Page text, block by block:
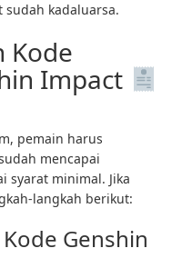
sudah kadaluarsa.
Kode
Impact
pemain harus
mencapai
syarat minimal. Jika
langkah berikut:
Genshin